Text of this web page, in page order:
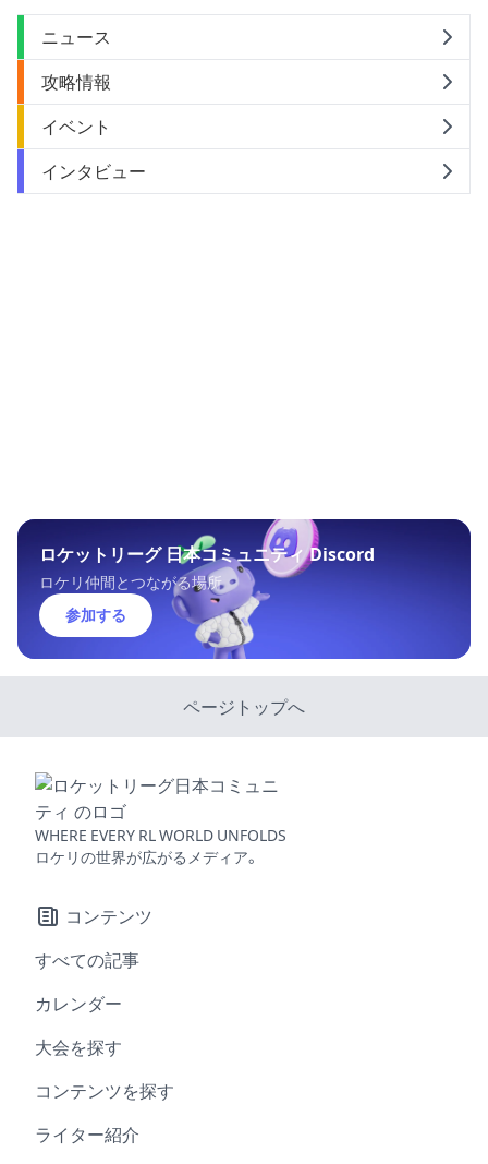
ニュース
攻略情報
イベント
インタビュー
ロケットリーグ 日本コミュニティ Discord
ロケリ仲間とつながる場所
参加する
ページトップへ
WHERE EVERY RL WORLD UNFOLDS
ロケリの世界が広がるメディア。
コンテンツ
すべての記事
カレンダー
大会を探す
コンテンツを探す
ライター紹介